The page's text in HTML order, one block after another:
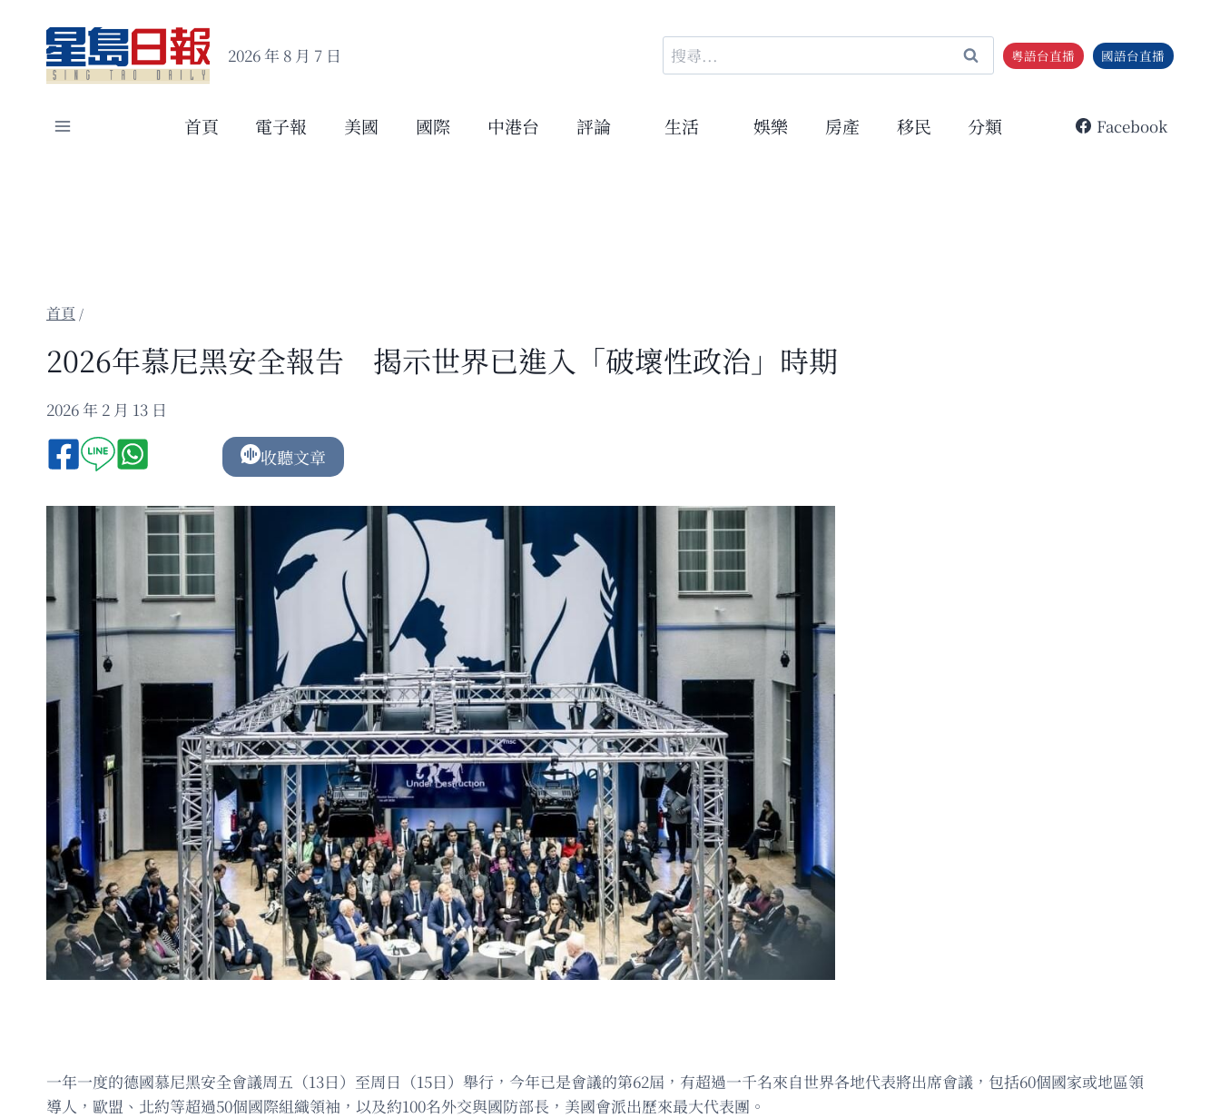
content
2026 年 8 月 7 日
搜
尋
鍵
粵語台直播 國語台直播
首頁 電子報 美國 國際 中港台 評論 生活 娛樂 房產 移民 分類 Facebook
/
2026年慕尼黑安全報告 揭示世界已進入「破壞性政治」時期
2026 年 2 月 13 日
收聽文章
一年一度的德國慕尼黑安全會議周五（13日）至周日（15日）舉行，今年已是會議的第62屆，有超過一千名來自世界各地代表將出席會議，包括60個國家或地區領
導人，歐盟、北約等超過50個國際組織領袖，以及約100名外交與國防部長，美國會派出歷來最大代表團。